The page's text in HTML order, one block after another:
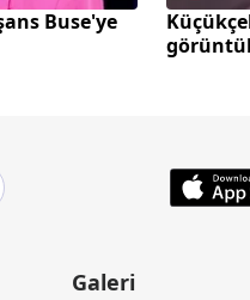
Buse'ye
Galeri